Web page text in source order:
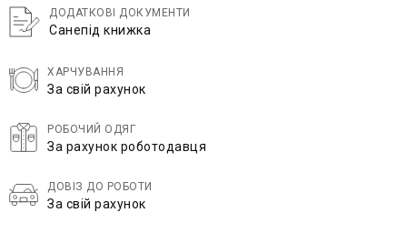
ДОДАТКОВІ ДОКУМЕНТИ
Санепід книжка
ХАРЧУВАННЯ
За свій рахунок
РОБОЧИЙ ОДЯГ
За рахунок роботодавця
ДОВІЗ ДО РОБОТИ
За свій рахунок